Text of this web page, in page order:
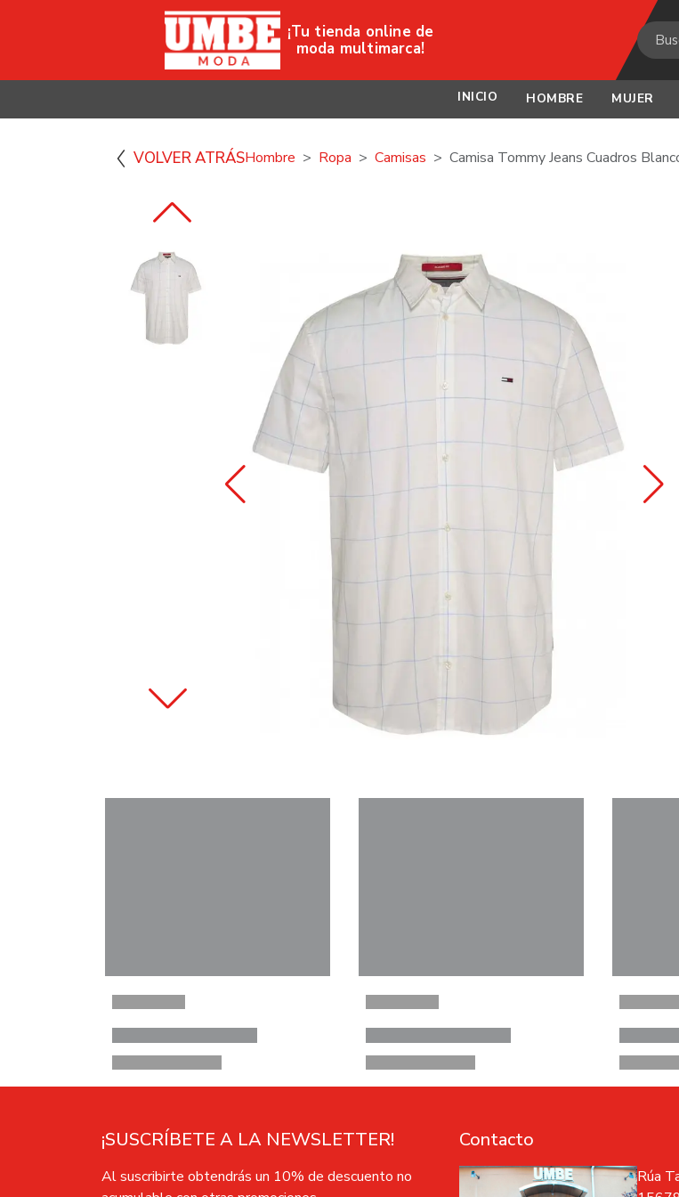
INICIO HOMBRE MUJER
¡Tu tienda online de
moda multimarca!
VOLVER ATRÁSHombre Ropa Camisas Camisa Tommy Jeans Cuadros
¡SUSCRÍBETE A LA NEWSLETTER!
Al suscribirte obtendrás un 10% de descuento no
Contacto
Rúa